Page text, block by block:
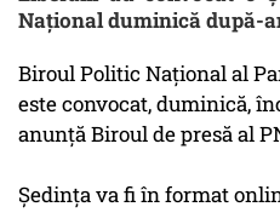
Naţional duminică după-
Biroul Politic Naţional al
este convocat, duminică,
anunţă Biroul de presă al
Şedinţa va fi în format